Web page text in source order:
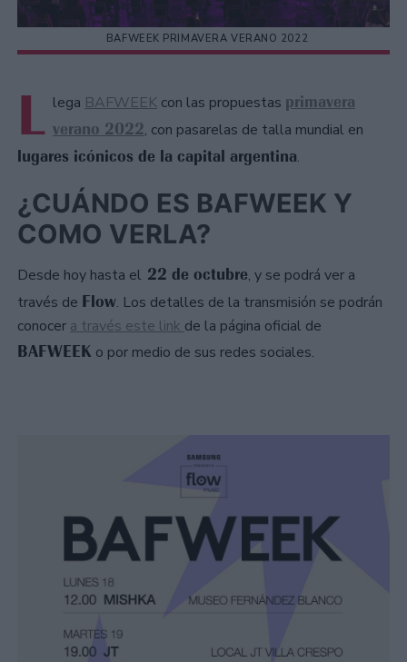
BAFWEEK PRIMAVERA VERANO 2022
L lega BAFWEEK con las propuestas primavera
verano 2022, con pasarelas de talla mundial en
lugares icónicos de la capital argentina.
¿CUÁNDO ES BAFWEEK Y
COMO VERLA?
Desde hoy hasta el 22 de octubre, y se podrá ver a
través de Flow. Los detalles de la transmisión se podrán
conocer a través este link de la página oficial de
BAFWEEK o por medio de sus redes sociales.